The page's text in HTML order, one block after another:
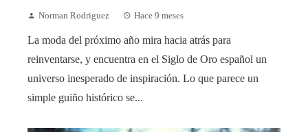
Norman Rodriguez Hace 9 meses
La moda del próximo año mira hacia atrás para
reinventarse, y encuentra en el Siglo de Oro español un
universo inesperado de inspiración. Lo que parece un
simple guiño histórico se...